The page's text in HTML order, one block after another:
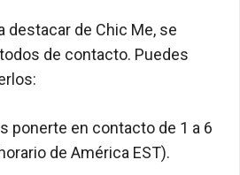
destacar de Chic Me, se
de contacto. Puedes
ponerte en contacto de 1 a 6
de América EST).